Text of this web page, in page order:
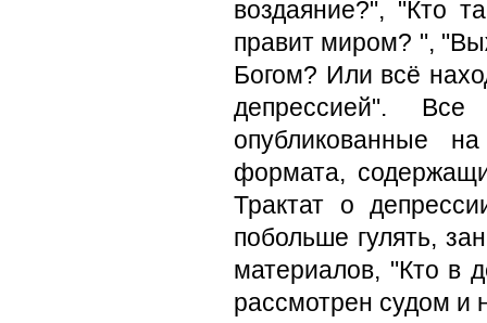
воздаяние?", "Кто
правит миром? ",
Богом? Или всё
депрессией".
опубликованные
формата,
Трактат о
побольше гулять,
материалов, "Кто в
рассмотрен судом и